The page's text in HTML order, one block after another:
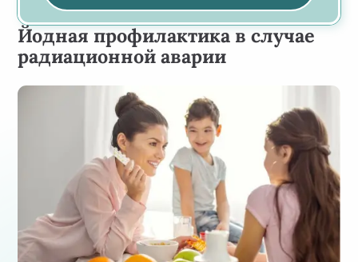
Йодная профилактика в случае
радиационной аварии